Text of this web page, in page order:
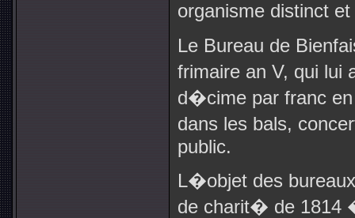
organisme distinct
Le Bureau de
frimaire an V, qui lui
d�cime par franc
dans les bals,
public.
L�objet des
de charit� de 1814